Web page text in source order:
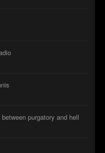
purgatory and hell